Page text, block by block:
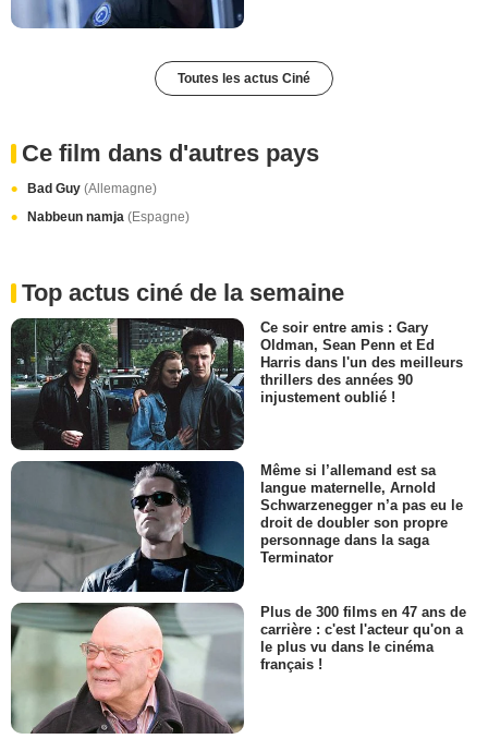
Toutes les actus Ciné
Ce film dans d'autres pays
Bad Guy (Allemagne)
Nabbeun namja (Espagne)
Top actus ciné de la semaine
Ce soir entre amis : Gary
Oldman, Sean Penn et Ed
Harris dans l'un des meilleurs
thrillers des années 90
injustement oublié !
Même si l’allemand est sa
langue maternelle, Arnold
Schwarzenegger n’a pas eu le
droit de doubler son propre
personnage dans la saga
Terminator
Plus de 300 films en 47 ans de
carrière : c'est l'acteur qu'on a
le plus vu dans le cinéma
français !